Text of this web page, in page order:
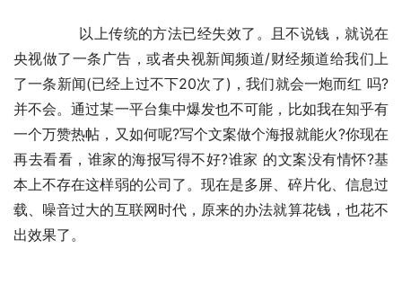
央视做了一条广告，或者央视新闻频道/财经频道给我们上
了一条新闻(已经上过不下20次了)，我们就会一炮而红 吗?
并不会。通过某一平台集中爆发也不可能，比如我在知乎有
一个万赞热帖，又如何呢?写个文案做个海报就能火?你现在
再去看看，谁家的海报写得不好?谁家 的文案没有情怀?基
本上不存在这样弱的公司了。现在是多屏、碎片化、信息过
载、噪音过大的互联网时代，原来的办法就算花钱，也花不
出效果了。